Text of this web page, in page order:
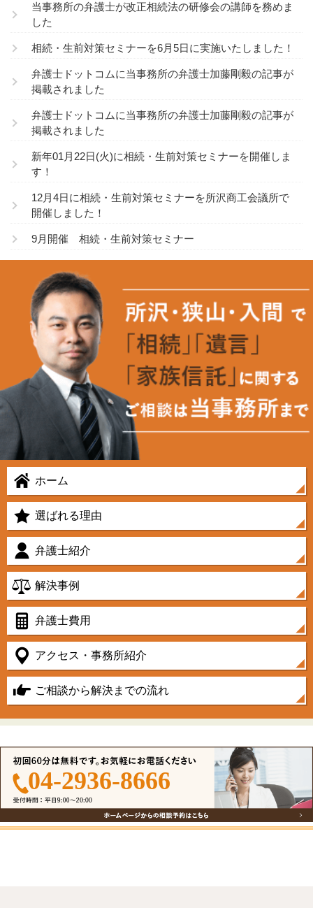
当事務所の弁護士が改正相続法の研修会の講師を務めま
した
相続・生前対策セミナーを6月5日に実施いたしました！
弁護士ドットコムに当事務所の弁護士加藤剛毅の記事が
掲載されました
弁護士ドットコムに当事務所の弁護士加藤剛毅の記事が
掲載されました
新年01月22日(火)に相続・生前対策セミナーを開催しま
す！
12月4日に相続・生前対策セミナーを所沢商工会議所で
開催しました！
9月開催 相続・生前対策セミナー
ホーム
選ばれる理由
弁護士紹介
解決事例
弁護士費用
アクセス・事務所紹介
ご相談から解決までの流れ
04-2936-8666